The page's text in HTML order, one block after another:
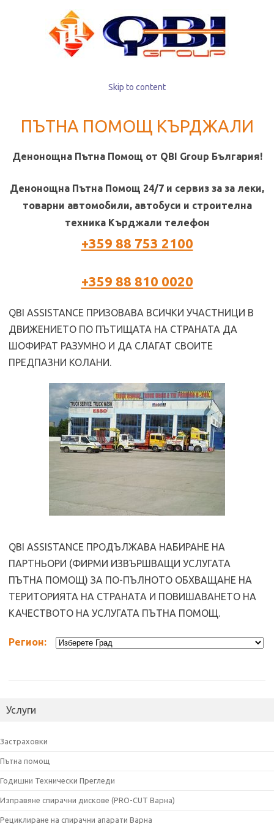
Skip to content
ПЪТНА ПОМОЩ КЪРДЖАЛИ
Денонощна Пътна Помощ от QBI Group България!
Денонощна Пътна Помощ 24/7 и сервиз за за леки,
товарни автомобили, автобуси и строителна
техника Кърджали телeфон
+359 88 753 2100
+359 88 810 0020
QBI ASSISTANCE ПРИЗОВАВА ВСИЧКИ УЧАСТНИЦИ В
ДВИЖЕНИЕТО ПО ПЪТИЩАТА НА СТРАНАТА ДА
ШОФИРАТ РАЗУМНО И ДА СЛАГАТ СВОИТЕ
ПРЕДПАЗНИ КОЛАНИ.
QBI ASSISTANCE ПРОДЪЛЖАВА НАБИРАНЕ НА
ПАРТНЬОРИ (ФИРМИ ИЗВЪРШВАЩИ УСЛУГАТА
ПЪТНА ПОМОЩ) ЗА ПО-ПЪЛНОТО ОБХВАЩАНЕ НА
ТЕРИТОРИЯТА НА СТРАНАТА И ПОВИШАВАНЕТО НА
КАЧЕСТВОТО НА УСЛУГАТА ПЪТНА ПОМОЩ.
Регион:
Услуги
Застраховки
Пътна помощ
Годишни Технически Прегледи
Изправяне спирачни дискове (PRO-CUT Варна)
Рециклиране на спирачни апарати Варна